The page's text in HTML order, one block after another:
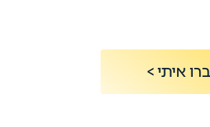
איתי >